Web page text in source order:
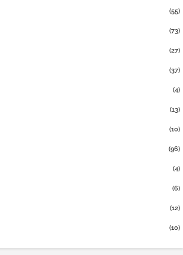
(55)
(73)
(27)
(37)
(4)
(13)
(10)
(96)
(4)
(6)
(12)
(10)